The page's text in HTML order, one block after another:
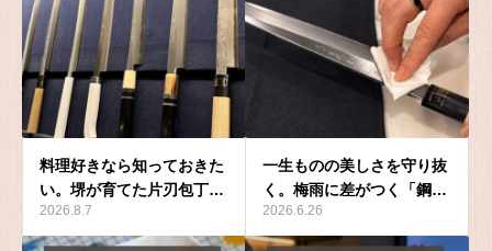
料理好きなら知っておきた
い。堺が育てた片刃包丁…
2026.8.7
一生ものの美しさを守り抜
く。梅雨に差がつく「鋼…
2026.6.26